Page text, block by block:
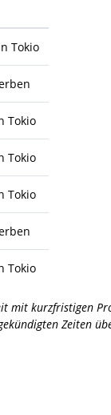
Tokio
Tokio
Tokio
Tokio
Tokio
mit kurzfristigen
Zeiten